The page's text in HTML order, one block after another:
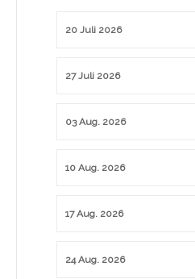
20 Juli 2026
27 Juli 2026
03 Aug. 2026
10 Aug. 2026
17 Aug. 2026
24 Aug. 2026